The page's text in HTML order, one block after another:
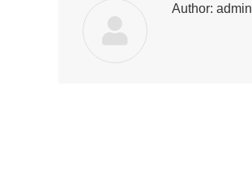
Author: admin